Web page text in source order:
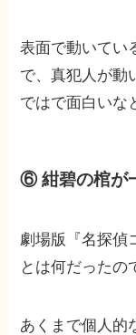
表面で動いてい
で、真犯人が動
ではで面白いな
⑥ 紺碧の棺が
劇場版『名探偵
とは何だったの
あくまで個人的